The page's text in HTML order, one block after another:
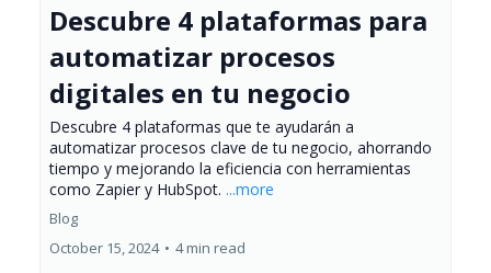
Descubre 4 plataformas para
automatizar procesos
digitales en tu negocio
Descubre 4 plataformas que te ayudarán a
automatizar procesos clave de tu negocio, ahorrando
tiempo y mejorando la eficiencia con herramientas
como Zapier y HubSpot. ...more
Blog
October 15, 2024 • 4 min read